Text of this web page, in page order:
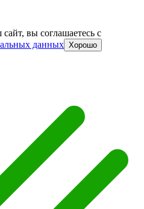
вы соглашаетесь c
данных Хорошо